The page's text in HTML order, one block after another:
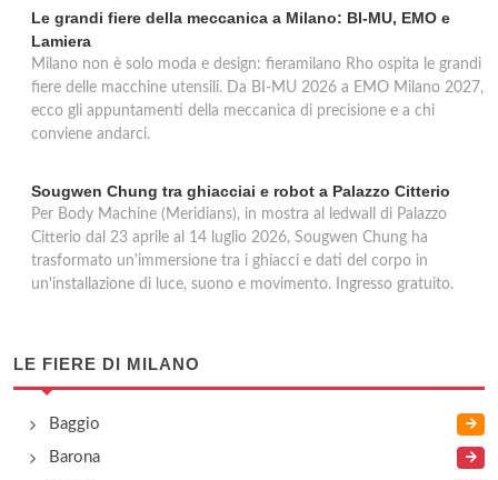
Le grandi fiere della meccanica a Milano: BI-MU, EMO e
Lamiera
Milano non è solo moda e design: fieramilano Rho ospita le grandi
fiere delle macchine utensili. Da BI-MU 2026 a EMO Milano 2027,
ecco gli appuntamenti della meccanica di precisione e a chi
conviene andarci.
Sougwen Chung tra ghiacciai e robot a Palazzo Citterio
Per Body Machine (Meridians), in mostra al ledwall di Palazzo
Citterio dal 23 aprile al 14 luglio 2026, Sougwen Chung ha
trasformato un'immersione tra i ghiacci e dati del corpo in
un'installazione di luce, suono e movimento. Ingresso gratuito.
LE FIERE DI MILANO
Baggio
Barona